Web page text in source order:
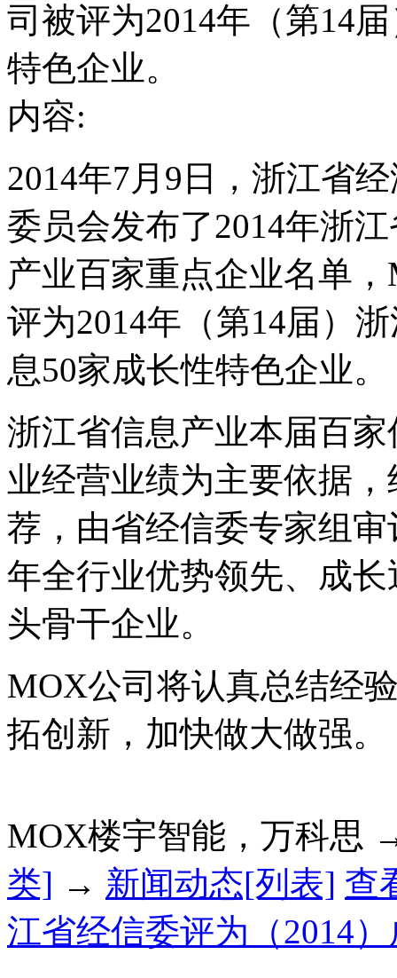
司被评为2014年（第14
特色企业。
内容:
2014年7月9日，浙江省
委员会发布了2014年浙
产业百家重点企业名单
评为2014年（第14届）
息50家成长性特色企业。
浙江省信息产业本届百
业经营业绩为主要依据
荐，由省经信委专家组
年全行业优势领先、成
头骨干企业。
MOX公司将认真总结经
拓创新，加快做大做强。
MOX楼宇智能，万科思
类] → 新闻动态[列表] 查
江省经信委评为（2014